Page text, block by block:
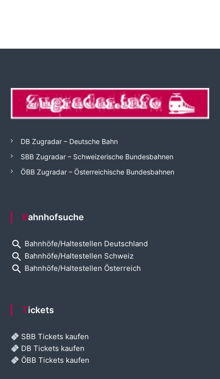
DB Zugradar – Deutsche Bahn
SBB Zugradar – Schweizerische Bundesbahnen
ÖBB Zugradar – Österreichische Bundesbahnen
Bahnhofsuche
search Bahnhöfe/Haltestellen Deutschland
search Bahnhöfe/Haltestellen Schweiz
search Bahnhöfe/Haltestellen Österreich
Tickets
SBB Tickets kaufen
DB Tickets kaufen
ÖBB Tickets kaufen